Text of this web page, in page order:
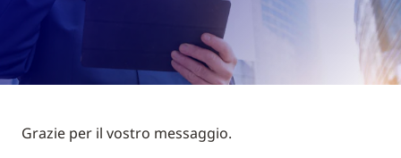
Grazie per il vostro messaggio.